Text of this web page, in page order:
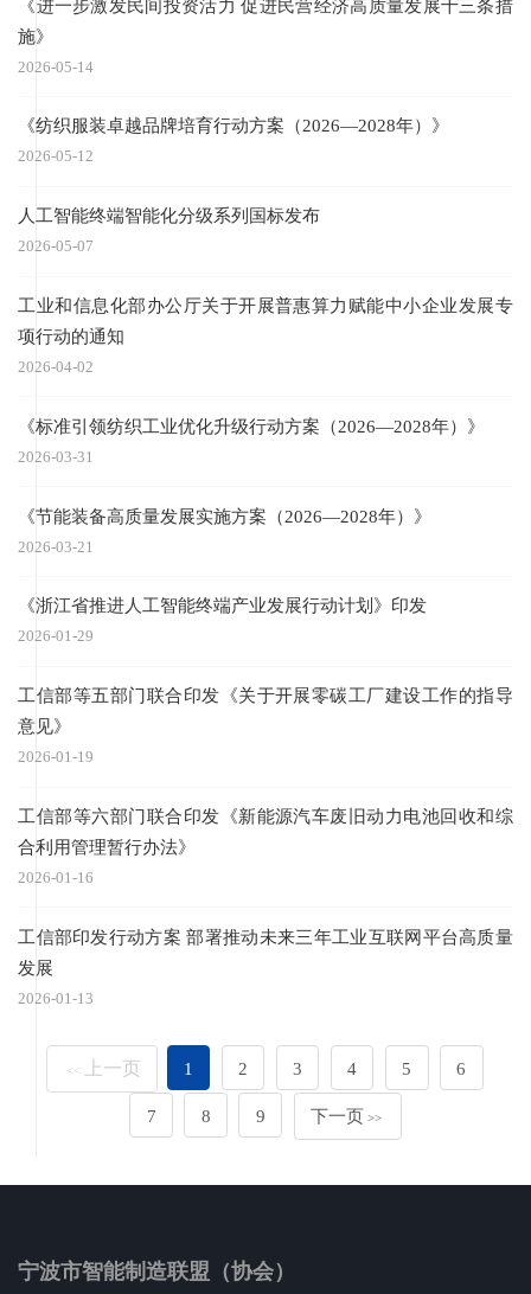
《进一步激发民间投资活力 促进民营经济高质量发展十三条措
施》
2026-05-14
《纺织服装卓越品牌培育行动方案（2026—2028年）》
2026-05-12
人工智能终端智能化分级系列国标发布
2026-05-07
工业和信息化部办公厅关于开展普惠算力赋能中小企业发展专
项行动的通知
2026-04-02
《标准引领纺织工业优化升级行动方案（2026—2028年）》
2026-03-31
《节能装备高质量发展实施方案（2026—2028年）》
2026-03-21
《浙江省推进人工智能终端产业发展行动计划》印发
2026-01-29
工信部等五部门联合印发《关于开展零碳工厂建设工作的指导
意见》
2026-01-19
工信部等六部门联合印发《新能源汽车废旧动力电池回收和综
合利用管理暂行办法》
2026-01-16
工信部印发行动方案 部署推动未来三年工业互联网平台高质量
发展
2026-01-13
<< 上一页 1 2 3 4 5 6
7 8 9 下一页 >>
宁波市智能制造联盟（协会）